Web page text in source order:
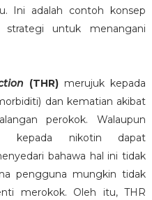
Ini adalah contoh konsep
strategi untuk menangani
(THR) merujuk kepada
dan kematian akibat
perokok. Walaupun
kepada nikotin dapat
bahawa hal ini tidak
pengguna mungkin tidak
merokok. Oleh itu, THR